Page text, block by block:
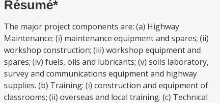
Résumé*
The major project components are: (a) Highway
Maintenance: (i) maintenance equipment and spares; (ii)
workshop construction; (iii) workshop equipment and
spares; (iv) fuels, oils and lubricants; (v) soils laboratory,
survey and communications equipment and highway
supplies. (b) Training: (i) construction and equipment of
classrooms; (ii) overseas and local training. (c) Technical